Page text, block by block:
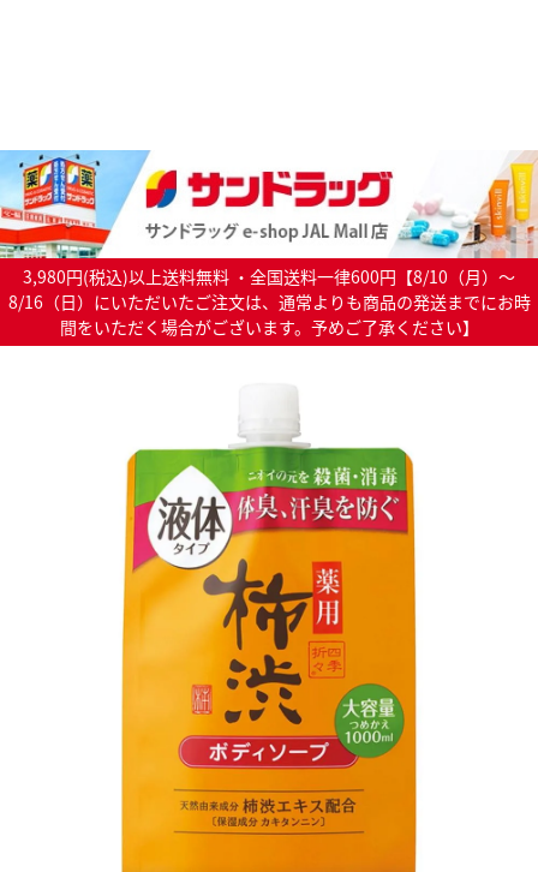
3,980円(税込)以上送料無料 ・全国送料一律600円【8/10（月）～
8/16（日）にいただいたご注文は、通常よりも商品の発送までにお時
間をいただく場合がございます。予めご了承ください】